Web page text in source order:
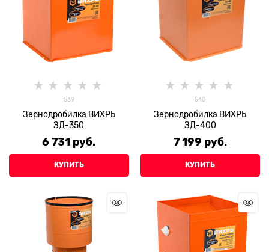
539
Зернодробилка ВИХРЬ
ЗД-350
6 731 руб.
КУПИТЬ
540
Зернодробилка ВИХРЬ
ЗД-400
7 199 руб.
КУПИТЬ